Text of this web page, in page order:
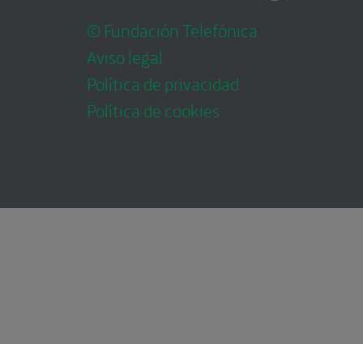
© Fundación Telefónica
Aviso legal
Política de privacidad
Política de cookies